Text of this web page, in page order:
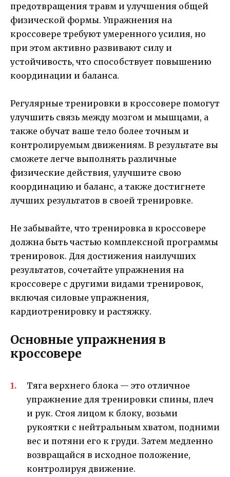
предотвращения травм и улучшения общей
физической формы. Упражнения на
кроссовере требуют умеренного усилия, но
при этом активно развивают силу и
устойчивость, что способствует повышению
координации и баланса.
Регулярные тренировки в кроссовере помогут
улучшить связь между мозгом и мышцами, а
также обучат ваше тело более точным и
контролируемым движениям. В результате вы
сможете легче выполнять различные
физические действия, улучшите свою
координацию и баланс, а также достигнете
лучших результатов в своей тренировке.
Не забывайте, что тренировка в кроссовере
должна быть частью комплексной программы
тренировок. Для достижения наилучших
результатов, сочетайте упражнения на
кроссовере с другими видами тренировок,
включая силовые упражнения,
кардиотренировку и растяжку.
Основные упражнения в
кроссовере
Тяга верхнего блока — это отличное
упражнение для тренировки спины, плеч
и рук. Стоя лицом к блоку, возьми
рукоятки с нейтральным хватом, подними
вес и потяни его к груди. Затем медленно
возвращайся в исходное положение,
контролируя движение.